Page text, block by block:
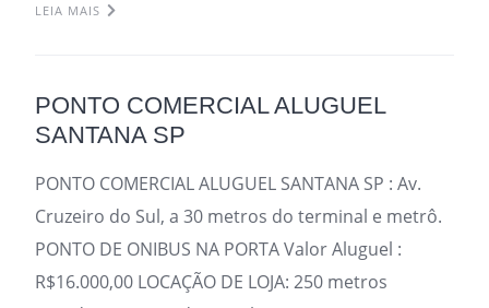
LEIA MAIS
PONTO COMERCIAL ALUGUEL
SANTANA SP
PONTO COMERCIAL ALUGUEL SANTANA SP : Av.
Cruzeiro do Sul, a 30 metros do terminal e metrô.
PONTO DE ONIBUS NA PORTA Valor Aluguel :
R$16.000,00 LOCAÇÃO DE LOJA: 250 metros